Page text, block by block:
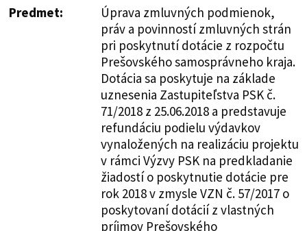
Predmet:
Úprava zmluvných podmienok,
práv a povinností zmluvných strán
pri poskytnutí dotácie z rozpočtu
Prešovského samosprávneho kraja.
Dotácia sa poskytuje na základe
uznesenia Zastupiteľstva PSK č.
71/2018 z 25.06.2018 a predstavuje
refundáciu podielu výdavkov
vynaložených na realizáciu projektu
v rámci Výzvy PSK na predkladanie
žiadostí o poskytnutie dotácie pre
rok 2018 v zmysle VZN č. 57/2017 o
poskytovaní dotácií z vlastných
príjmov Prešovského